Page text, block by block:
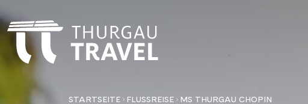
STARTSEITE FLUSSREISE MS THURGAU CHOPIN